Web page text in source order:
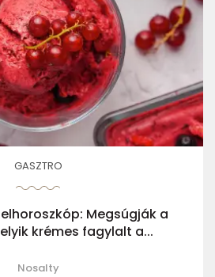
GASZTRO
Megsúgják a
krémes fagylalt a...
Nosalty